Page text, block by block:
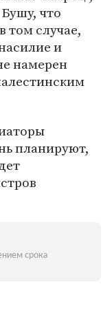
что
том случае,
и
намерен
планируют,
срока